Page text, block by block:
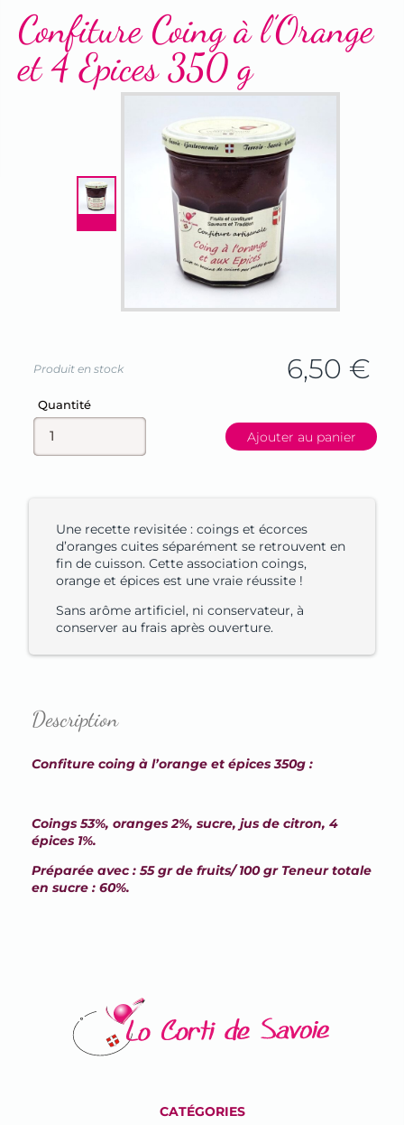
Confiture Coing à l’Orange
et 4 Epices 350 g
6,50 €
Produit en stock
Champ
Quantité
Ajouter au panier
Une recette revisitée : coings et écorces
d’oranges cuites séparément se retrouvent en
fin de cuisson. Cette association coings,
orange et épices est une vraie réussite !
Sans arôme artificiel, ni conservateur, à
conserver au frais après ouverture.
Description
Confiture coing à l’orange et épices 350g :
Coings 53%, oranges 2%, sucre, jus de citron, 4
épices 1%.
Préparée avec : 55 gr de fruits/ 100 gr Teneur totale
en sucre : 60%.
CATÉGORIES